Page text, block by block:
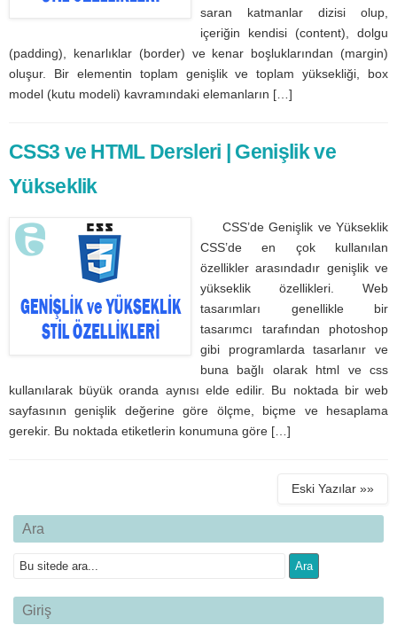
saran katmanlar dizisi olup,
içeriğin kendisi (content), dolgu
(padding), kenarlıklar (border) ve kenar boşluklarından (margin)
oluşur. Bir elementin toplam genişlik ve toplam yüksekliği, box
model (kutu modeli) kavramındaki elemanların […]
CSS3 ve HTML Dersleri | Genişlik ve
Yükseklik
CSS’de Genişlik ve Yükseklik
CSS’de en çok kullanılan
özellikler arasındadır genişlik ve
yükseklik özellikleri. Web
tasarımları genellikle bir
tasarımcı tarafından photoshop
gibi programlarda tasarlanır ve
buna bağlı olarak html ve css
kullanılarak büyük oranda aynısı elde edilir. Bu noktada bir web
sayfasının genişlik değerine göre ölçme, biçme ve hesaplama
gerekir. Bu noktada etiketlerin konumuna göre […]
Eski Yazılar »»
Ara
Giriş